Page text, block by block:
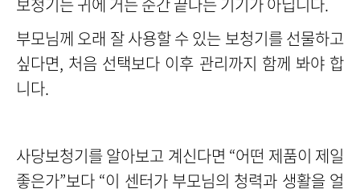
부모님께 오래 잘 사용할 수 있는 보청기를 선물하고
싶다면, 처음 선택보다 이후 관리까지 함께 봐야 합
니다.
사당보청기를 알아보고 계신다면 “어떤 제품이 제일
좋은가”보다 “이 센터가 부모님의 청력과 생활을 얼